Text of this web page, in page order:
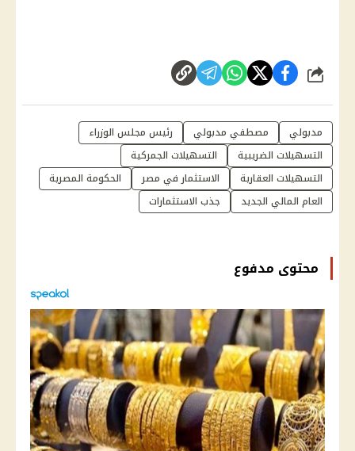
شارك
مدبولي مصطفي مدبولي
رئيس مجلس الوزراء
التسهيلات الضريبية
التسهيلات الجمركية
التسهيلات العقارية
الاستثمار في مصر
الحكومة المصرية
العام المالي الجديد
جذب الاستثمارات
محتوى مدفوع